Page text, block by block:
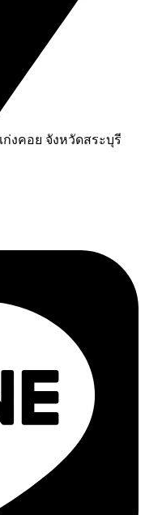
ก่งคอย จังหวัดสระบุรี